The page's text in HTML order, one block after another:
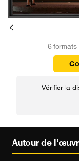
6 formats
Vérifier la
Autour de